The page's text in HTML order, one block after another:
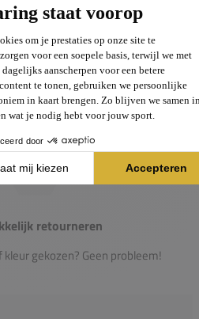
voor de sport
producten? Onze specialisten
je graag verder.
retourneren
gekozen? Geen probleem!